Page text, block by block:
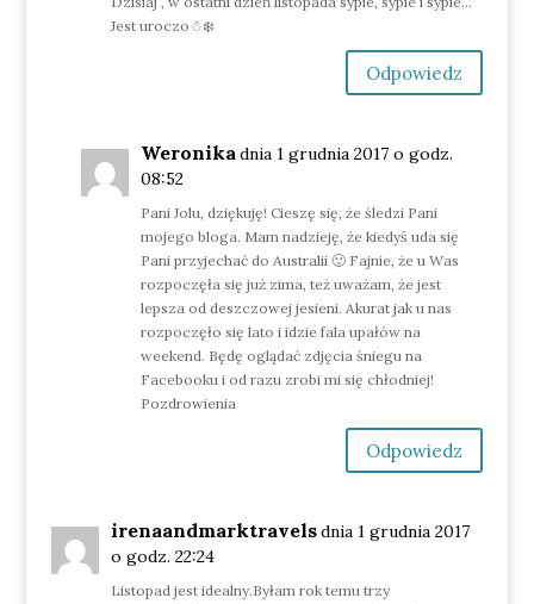
Jest uroczo☃❄️
Odpowiedz
Weronikadnia 1 grudnia 2017 o godz.
08:52
Pani Jolu, dziękuję! Cieszę się, że śledzi Pani
mojego bloga. Mam nadzieję, że kiedyś uda się
Pani przyjechać do Australii 🙂 Fajnie, że u Was
rozpoczęła się już zima, też uważam, że jest
lepsza od deszczowej jesieni. Akurat jak u nas
rozpoczęło się lato i idzie fala upałów na
weekend. Będę oglądać zdjęcia śniegu na
Facebooku i od razu zrobi mi się chłodniej!
Pozdrowienia
Odpowiedz
irenaandmarktravelsdnia 1 grudnia 2017
o godz. 22:24
Listopad jest idealny.Byłam rok temu trzy